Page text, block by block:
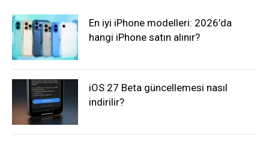
En iyi iPhone modelleri: 2026’da
hangi iPhone satın alınır?
iOS 27 Beta güncellemesi nasıl
indirilir?